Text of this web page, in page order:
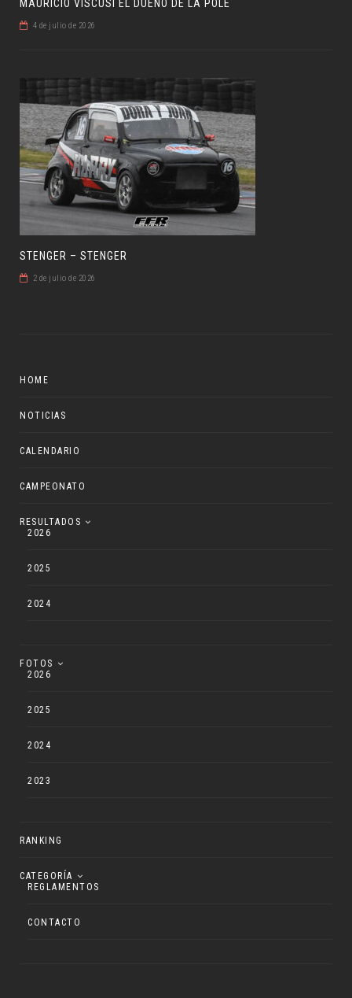
MAURICIO VISCUSI EL DUEÑO DE LA POLE
4 de julio de 2026
STENGER – STENGER
2 de julio de 2026
HOME
NOTICIAS
CALENDARIO
CAMPEONATO
RESULTADOS
2026
2025
2024
FOTOS
2026
2025
2024
2023
RANKING
CATEGORÍA
REGLAMENTOS
CONTACTO